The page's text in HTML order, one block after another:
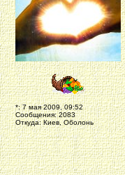
*: 7 мая 2009, 09:52
Сообщения: 2083
Откуда: Киев, Оболонь